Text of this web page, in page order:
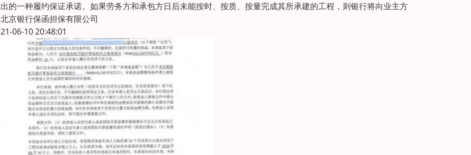
出的一种履约保证承诺。如果劳务方和承包方日后未能按时、按质、按量完成其所承建的工程，则银行将向业主方
北京银行保函担保有限公司
21-06-10 20:48:01